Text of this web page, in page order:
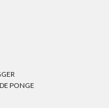
PONGE